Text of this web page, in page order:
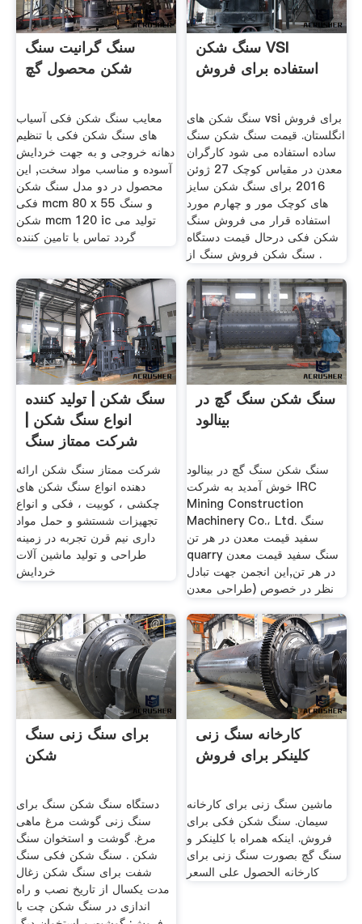
سنگ گرانیت سنگ
شکن محصول گچ
معایب سنگ شکن فکی آسیاب
های سنگ شکن فکی با تنظیم
دهانه خروجی و به جهت خردایش
آسوده و مناسب مواد سخت, این
محصول در دو مدل سنگ شکن
فکی mcm 80 x 55 و سنگ
شکن mcm 120 ic تولید می
گردد تماس با تامین کننده
سنگ شکن VSI
استفاده برای فروش
سنگ شکن های vsi برای فروش
انگلستان. قیمت سنگ شکن سنگ
ساده استفاده می شود کارگران
معدن در مقیاس کوچک 27 ژوئن
2016 برای سنگ شکن سایز
های کوچک مور و چهارم مورد
استفاده قرار می فروش سنگ
شکن فکی درحال قیمت دستگاه
سنگ شکن فروش سنگ از .
سنگ شکن | تولید کننده
انواع سنگ شکن |
شرکت ممتاز سنگ
شکن
شرکت ممتاز سنگ شکن ارائه
دهنده انواع سنگ شکن های
چکشی ، کوبیت ، فکی و انواع
تجهیزات شستشو و حمل مواد
داری نيم قرن تجربه در زمينه
طراحی و توليد ماشين آلات
خردايش
سنگ شکن سنگ گچ در
بینالود
سنگ شکن سنگ گچ در بینالود
خوش آمدید به شركت IRC
Mining Construction
Machinery Co.، Ltd. سنگ
سفید قیمت معدن در هر تن
quarry سنگ سفید قیمت معدن
در هر تن,این انجمن جهت تبادل
نظر در خصوص (طراحی معدن
برای سنگ زنی سنگ
شکن
دستگاه سنگ شکن سنگ برای
سنگ زنی گوشت مرغ ماهی
مرغ. گوشت و استخوان سنگ
شکن . سنگ شکن فکی سنگ
شفت برای سنگ شکن زغال
مدت یکسال از تاریخ نصب و راه
اندازی در سنگ شکن چت با
کارخانه سنگ زنی
کلینکر برای فروش
ماشین سنگ زنی برای کارخانه
سیمان. سنگ شکن فکی برای
فروش. اینکه همراه با کلینکر و
سنگ گچ بصورت سنگ زنی برای
کارخانه الحصول على السعر